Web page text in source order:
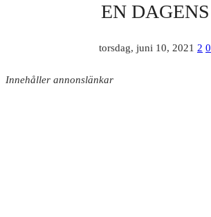
EN DAGENS
torsdag, juni 10, 2021 2 0
Innehåller annonslänkar